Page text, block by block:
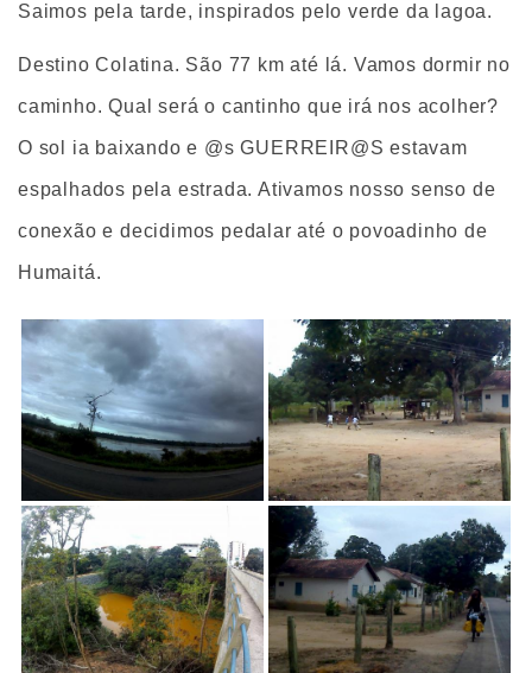
Saimos pela tarde, inspirados pelo verde da lagoa.
Destino Colatina. São 77 km até lá. Vamos dormir no
caminho. Qual será o cantinho que irá nos acolher?
O sol ia baixando e @s GUERREIR@S estavam
espalhados pela estrada. Ativamos nosso senso de
conexão e decidimos pedalar até o povoadinho de
Humaitá.